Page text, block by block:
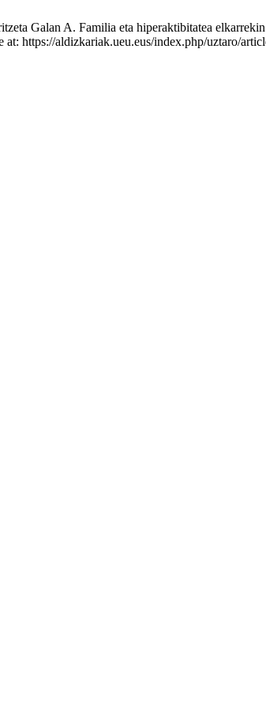
Galan A. Familia eta hiperaktibitatea
at: https://aldizkariak.ueu.eus/index.php/uztaro/